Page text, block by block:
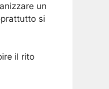
un
si
il rito